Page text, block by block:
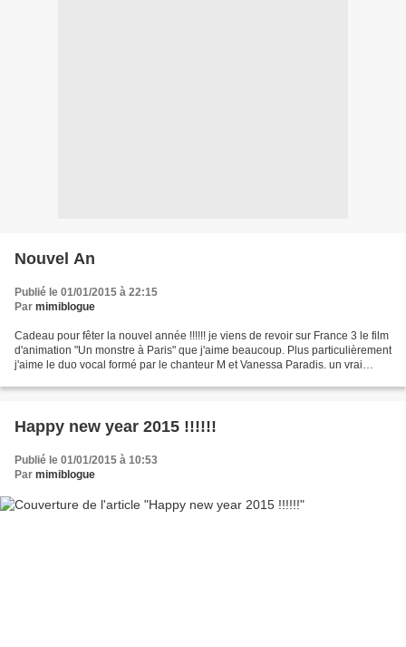
Nouvel An
Publié le 01/01/2015 à 22:15
Par mimiblogue
Cadeau pour fêter la nouvel année !!!!!! je viens de revoir sur France 3 le film
d'animation "Un monstre à Paris" que j'aime beaucoup. Plus particulièrement
j'aime le duo vocal formé par le chanteur M et Vanessa Paradis. un vrai
Happy new year 2015 !!!!!!
Publié le 01/01/2015 à 10:53
Par mimiblogue